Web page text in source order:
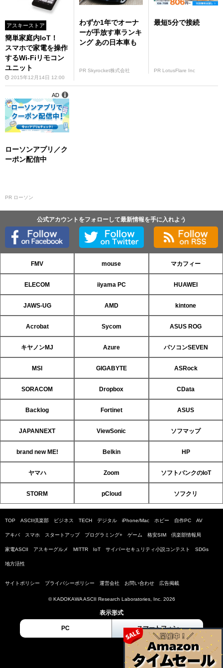
アスキーストア
簡単家庭内IoT！
スマホで家電を操作
するWi-Fiリモコン
ユニット
2015年12月14日 12:00
わずか1年でオーナ
ーが手放す車ランキ
ング あの日本車も
PR Skyrocket株式会社
最短5分で接続
PR LotusFlare Inc
ローソンアプリ／ク
ーポン配信中
PR ローソン
AD
公式アカウントをフォローして最新情報を手に入れよう
FMV mouse マカフィー
ELECOM iiyama PC HUAWEI
JAWS-UG AMD kintone
Acrobat Sycom ASUS ROG
キヤノンMJ Azure パソコンSEVEN
MSI GIGABYTE ASRock
SORACOM Dropbox CData
Backlog Fortinet ASUS
JAPANNEXT ViewSonic ソフマップ
brand new ME! Belkin HP
ヤマハ Zoom ソフトバンクのIoT
STORM pCloud ソフクリ
TOP ASCII倶楽部 ビジネス TECH デジタル iPhone/Mac ホビー 自作PC AV
アキバ スマホ スタートアップ プログラミング+ ゲーム 格安SIM 倶楽部情報局
家電ASCII アスキーグルメ MITTR IoT サイバーセキュリティ小説コンテスト SDGs
地方活性
サイトポリシー プライバシーポリシー 運営会社 お問い合わせ 広告掲載
© KADOKAWA ASCII Research Laboratories, Inc. 2026
表示形式
PC スマートフォン